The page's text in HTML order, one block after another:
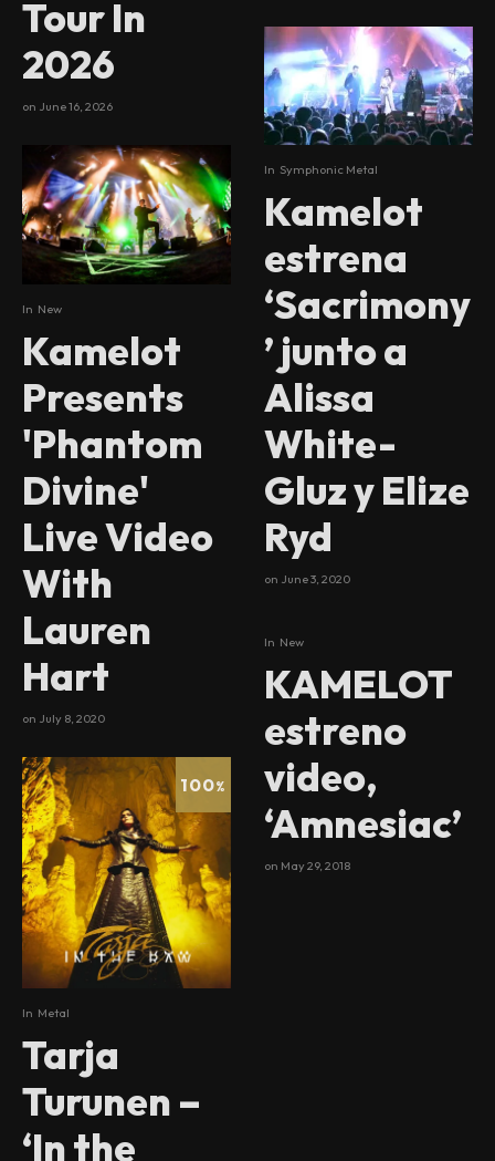
Tour In
2026
on June 16, 2026
In New
Kamelot
Presents
'Phantom
Divine'
Live Video
With
Lauren
Hart
on July 8, 2020
100%
In Metal
Tarja
Turunen –
‘In the
In Symphonic Metal
Kamelot
estrena
‘Sacrimony
’ junto a
Alissa
White-
Gluz y Elize
Ryd
on June 3, 2020
In New
KAMELOT
estreno
video,
‘Amnesiac’
on May 29, 2018